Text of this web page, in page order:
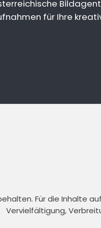
für Ihre
Für die Inhalte
Vervielfältigung,